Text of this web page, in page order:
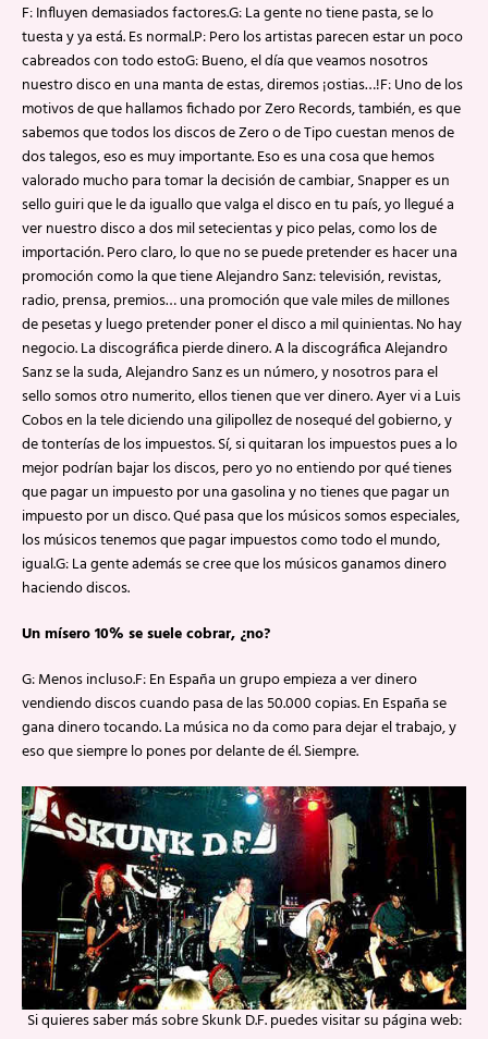
F: Influyen demasiados factores.G: La gente no tiene pasta, se lo
tuesta y ya está. Es normal.P: Pero los artistas parecen estar un poco
cabreados con todo estoG: Bueno, el día que veamos nosotros
nuestro disco en una manta de estas, diremos ¡ostias…!F: Uno de los
motivos de que hallamos fichado por Zero Records, también, es que
sabemos que todos los discos de Zero o de Tipo cuestan menos de
dos talegos, eso es muy importante. Eso es una cosa que hemos
valorado mucho para tomar la decisión de cambiar, Snapper es un
sello guiri que le da iguallo que valga el disco en tu país, yo llegué a
ver nuestro disco a dos mil setecientas y pico pelas, como los de
importación. Pero claro, lo que no se puede pretender es hacer una
promoción como la que tiene Alejandro Sanz: televisión, revistas,
radio, prensa, premios… una promoción que vale miles de millones
de pesetas y luego pretender poner el disco a mil quinientas. No hay
negocio. La discográfica pierde dinero. A la discográfica Alejandro
Sanz se la suda, Alejandro Sanz es un número, y nosotros para el
sello somos otro numerito, ellos tienen que ver dinero. Ayer vi a Luis
Cobos en la tele diciendo una gilipollez de nosequé del gobierno, y
de tonterías de los impuestos. Sí, si quitaran los impuestos pues a lo
mejor podrían bajar los discos, pero yo no entiendo por qué tienes
que pagar un impuesto por una gasolina y no tienes que pagar un
impuesto por un disco. Qué pasa que los músicos somos especiales,
los músicos tenemos que pagar impuestos como todo el mundo,
igual.G: La gente además se cree que los músicos ganamos dinero
haciendo discos.
Un mísero 10% se suele cobrar, ¿no?
G: Menos incluso.F: En España un grupo empieza a ver dinero
vendiendo discos cuando pasa de las 50.000 copias. En España se
gana dinero tocando. La música no da como para dejar el trabajo, y
eso que siempre lo pones por delante de él. Siempre.
Si quieres saber más sobre Skunk D.F. puedes visitar su página web: